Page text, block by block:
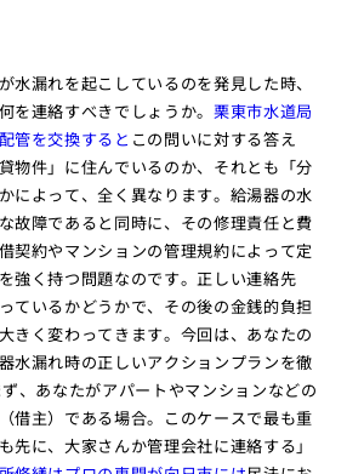
水漏れを起こしているのを発見した時、
を連絡すべきでしょうか。栗東市水道局
管を交換すると この問いに対する答え
物件」に住んでいるのか、それとも「分
によって、全く異なります。給湯器の水
故障であると同時に、その修理責任と費
契約やマンションの管理規約によって定
強く持つ問題なのです。正しい連絡先
ているかどうかで、その後の金銭的負担
きく変わってきます。今回は、あなたの
水漏れ時の正しいアクションプランを徹
、あなたがアパートやマンションなどの
借主）である場合。このケースで最も重
先に、大家さんか管理会社に連絡する」